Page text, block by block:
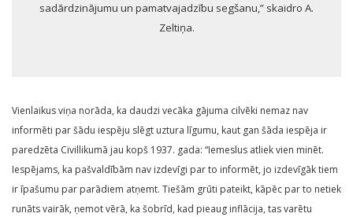
sadārdzinājumu un pamatvajadzību segšanu,” skaidro A.
Zeltiņa.
Vienlaikus viņa norāda, ka daudzi vecāka gājuma cilvēki nemaz nav
informēti par šādu iespēju slēgt uztura līgumu, kaut gan šāda iespēja ir
paredzēta Civillikumā jau kopš 1937. gada: “Iemeslus atliek vien minēt.
Iespējams, ka pašvaldībām nav izdevīgi par to informēt, jo izdevīgāk tiem
ir īpašumu par parādiem atņemt. Tiešām grūti pateikt, kāpēc par to netiek
runāts vairāk, ņemot vērā, ka šobrīd, kad pieaug inflācija, tas varētu